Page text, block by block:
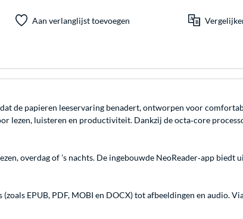
Aan verlanglijst toevoegen
de papieren leeservaring benadert, ontworpen voor
lezen, luisteren en productiviteit. Dankzij de octa‑core
overdag of ’s nachts. De ingebouwde NeoReader‑app biedt
EPUB, PDF, MOBI en DOCX) tot afbeeldingen en audio.